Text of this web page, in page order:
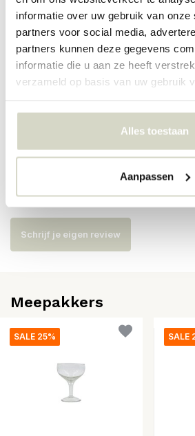
informatie over uw gebruik van onze
partners voor social media,
partners kunnen deze gegevens
informatie die u aan ze heeft
verzameld op basis van uw gebruik
Alles toestaan
Aanpassen
Artikelnummer
SKU
EAN
Er zijn nog geen reviews geschreven
Schrijf je eigen review
Meepakkers
SALE 25% SALE